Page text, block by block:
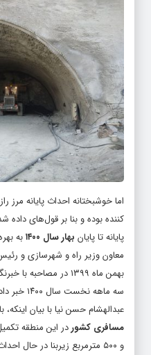
اما خوشبختانه احداث پایانه مرز
کننده بوده و بنا بر قول‌های
پایانه تا پایان بهار سال ۱۴۰۰
به
بهمن ماه ۱۳۹۹ در
سه ماهه نخست سال ۱۴۰۰ خبر داد.
عبدالهشام حسن نیا با بیان اینکه،
مسافری کشور